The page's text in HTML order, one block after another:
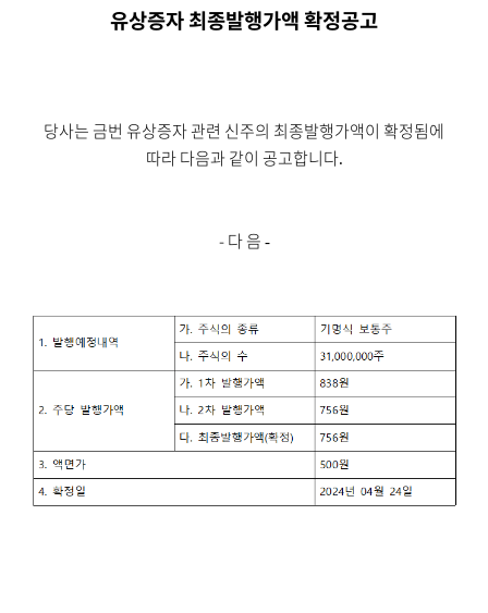
유상증자 최종발행가액 확정공고
당사는 금번 유상증자 관련 신주의 최종발행가액이 확정됨에
따라 다음과 같이 공고합니다.
- 다 음 -